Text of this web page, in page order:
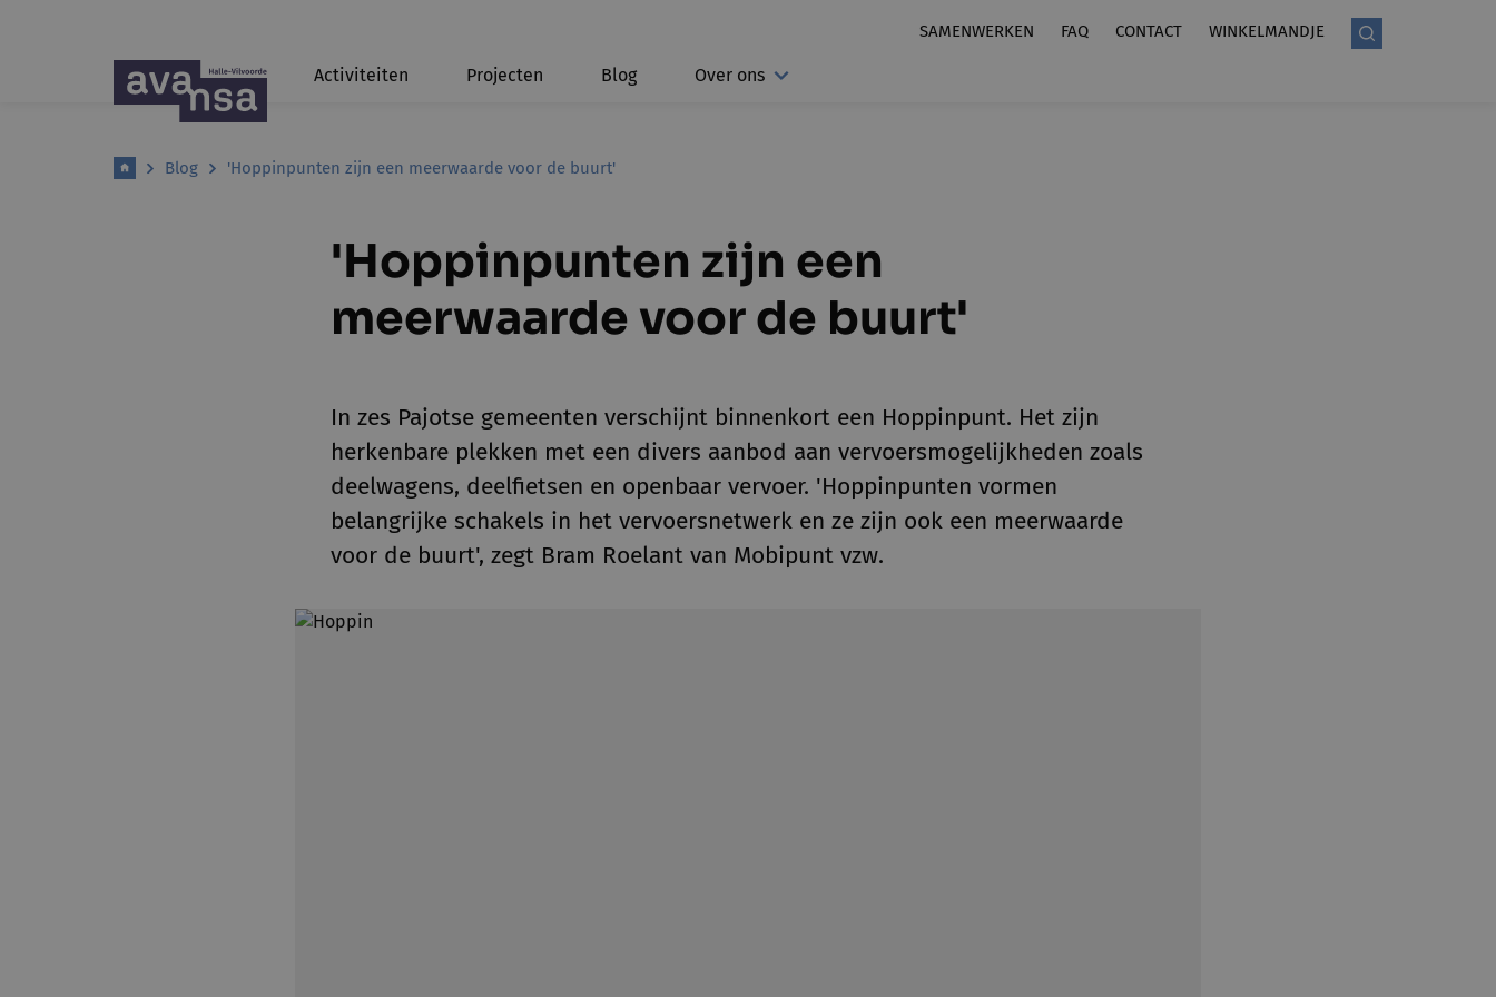
SAMENWERKEN FAQ CONTACT WINKELMANDJE
Activiteiten Projecten Blog Over ons
Blog 'Hoppinpunten zijn een meerwaarde voor de buurt'
'Hoppinpunten zijn een
meerwaarde voor de buurt'
In zes Pajotse gemeenten verschijnt binnenkort een Hoppinpunt. Het zijn
herkenbare plekken met een divers aanbod aan vervoersmogelijkheden zoals
deelwagens, deelfietsen en openbaar vervoer. 'Hoppinpunten vormen
belangrijke schakels in het vervoersnetwerk en ze zijn ook een meerwaarde
voor de buurt', zegt Bram Roelant van Mobipunt vzw.